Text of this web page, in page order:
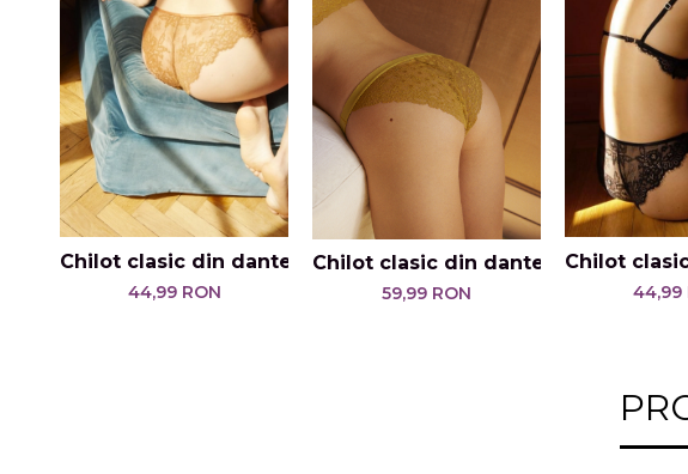
Chilot clasic din dantelă Iris
44,99 RON
Chilot clasic din dantelă Sauge
59,99 RON
Chilot
44,99